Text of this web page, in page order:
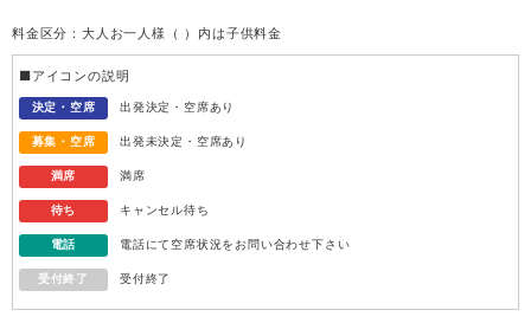
水 12
木 13
金 14
日 16
料金区分：大人お一人様（ ）内は子供料金
■アイコンの説明
決定・空席 出発決定・空席あり
募集・空席 出発未決定・空席あり
満席 満席
待ち キャンセル待ち
電話 電話にて空席状況をお問い合わせ下さい
受付終了 受付終了